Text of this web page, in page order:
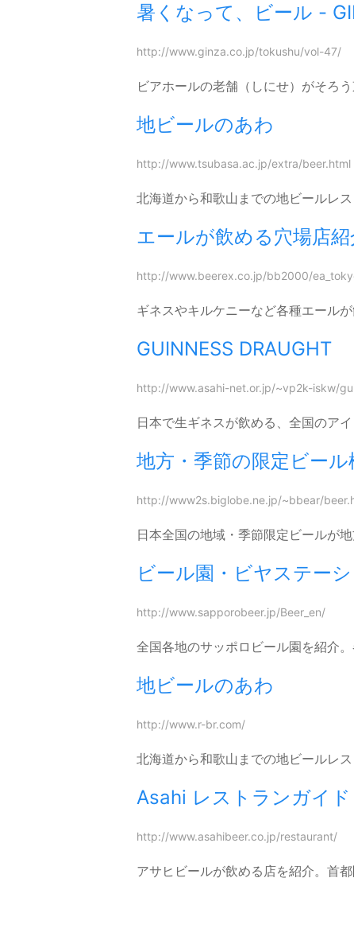
暑くなって、ビール -
http://www.ginza.co.jp/tokushu/vol-47/
ビアホールの老舗（しにせ）がそろ
地ビールのあわ
http://www.tsubasa.ac.jp/extra/beer.html
北海道から和歌山までの地ビールレ
エールが飲める穴場店紹
http://www.beerex.co.jp/bb2000/
ギネスやキルケニーなど各種エール
GUINNESS DRAUGHT
http://www.asahi-net.or.jp/~vp2k-iskw/
日本で生ギネスが飲める、全国のア
地方・季節の限定ビール
http://www2s.biglobe.ne.jp/~bbear/
日本全国の地域・季節限定ビールが
ビール園・ビヤステー
http://www.sapporobeer.jp/Beer_en/
全国各地のサッポロビール園を紹介
地ビールのあわ
http://www.r-br.com/
北海道から和歌山までの地ビールレ
Asahi レストランガイド
http://www.asahibeer.co.jp/restaurant/
アサヒビールが飲める店を紹介。首